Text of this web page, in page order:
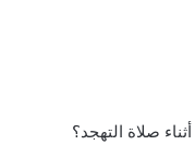
صلاة التهجد؟